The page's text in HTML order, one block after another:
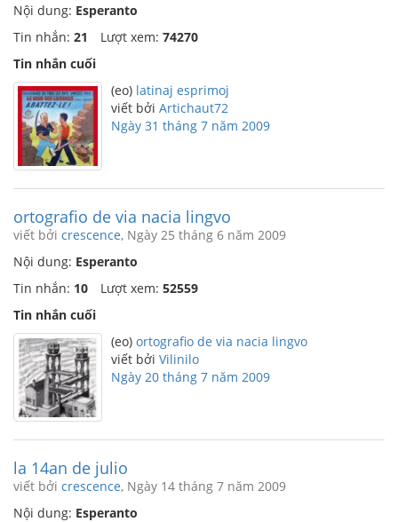
Nội dung: Esperanto
Tin nhắn: 21 Lượt xem: 74270
Tin nhắn cuối
(eo) latinaj esprimoj
viết bởi Artichaut72
Ngày 31 tháng 7 năm 2009
ortografio de via nacia lingvo
viết bởi crescence, Ngày 25 tháng 6 năm 2009
Nội dung: Esperanto
Tin nhắn: 10 Lượt xem: 52559
Tin nhắn cuối
(eo) ortografio de via nacia lingvo
viết bởi Vilinilo
Ngày 20 tháng 7 năm 2009
la 14an de julio
viết bởi crescence, Ngày 14 tháng 7 năm 2009
Nội dung: Esperanto